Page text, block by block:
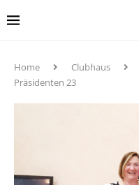
Home Clubhaus
Präsidenten 23